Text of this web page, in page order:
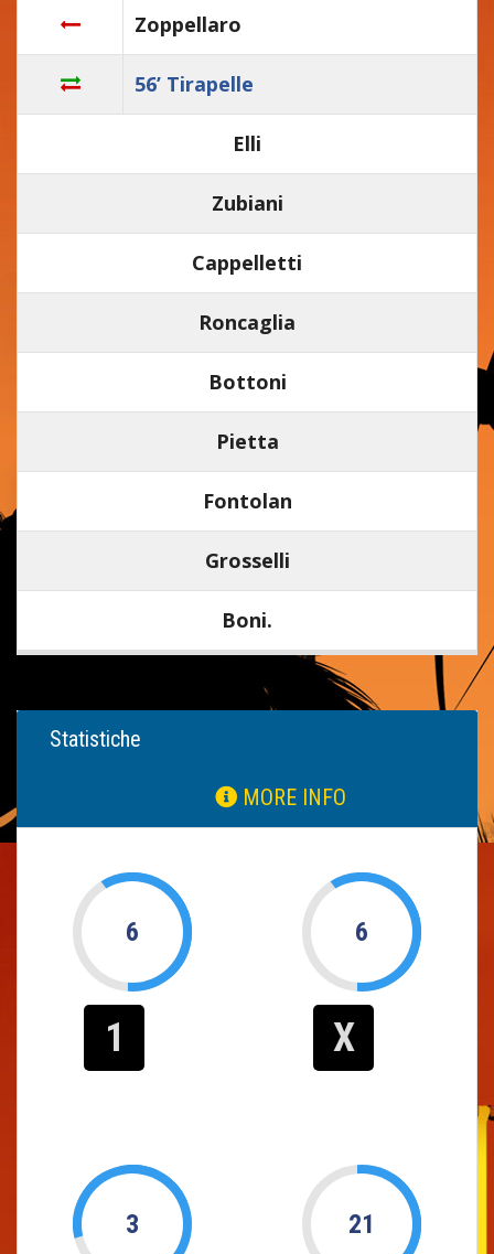
Zoppellaro
56’ Tirapelle
Elli
Zubiani
Cappelletti
Roncaglia
Bottoni
Pietta
Fontolan
Grosselli
Boni.
Statistiche
MORE INFO
6
1
6
X
3 21